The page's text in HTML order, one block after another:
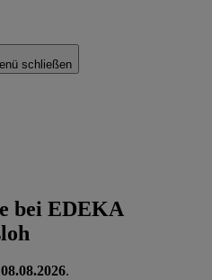
schließen
bei EDEKA
08.08.2026.